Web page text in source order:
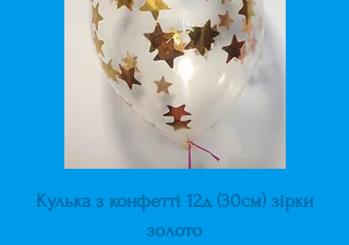
Кулька з конфетті 12д (30см) зірки
золото